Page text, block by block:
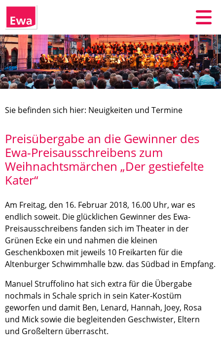
Sie befinden sich hier: Neuigkeiten und Termine
Preisübergabe an die Gewinner des
Ewa-Preisausschreibens zum
Weihnachtsmärchen „Der gestiefelte
Kater“
Am Freitag, den 16. Februar 2018, 16.00 Uhr, war es
endlich soweit. Die glücklichen Gewinner des Ewa-
Preisausschreibens fanden sich im Theater in der
Grünen Ecke ein und nahmen die kleinen
Geschenkboxen mit jeweils 10 Freikarten für die
Altenburger Schwimmhalle bzw. das Südbad in Empfang.
Manuel Struffolino hat sich extra für die Übergabe
nochmals in Schale sprich in sein Kater-Kostüm
geworfen und damit Ben, Lenard, Hannah, Joey, Rosa
und Mick sowie die begleitenden Geschwister, Eltern
und Großeltern überrascht.